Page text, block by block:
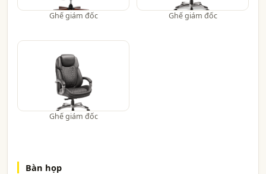
Ghế giám đốc Ghế giám đốc
Ghế giám đốc
Bàn họp